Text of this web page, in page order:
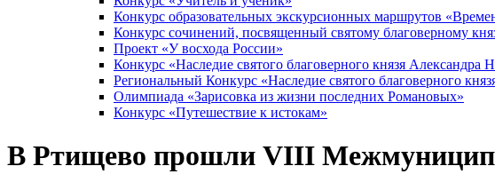
Конкурс образовательных экскурсионных маршрутов
Конкурс сочинений, посвященный святому благоверному
Проект «У восхода России»
Конкурс «Наследие святого благоверного князя Александра
Региональный Конкурс «Наследие святого благоверного
Олимпиада «Зарисовка из жизни последних Романовых»
Конкурс «Путешествие к истокам»
В Ртищево прошли VIII